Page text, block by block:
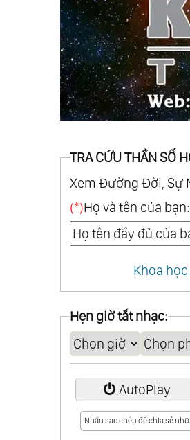
TRA CỨU THẦN SỐ
Xem Đường Đời, Sự
(*)Họ và tên của bạn:
Khoa
Hẹn giờ tắt nhạc:
AutoPlay